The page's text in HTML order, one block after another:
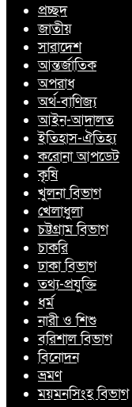
প্রচ্ছদ
জাতীয়
সারাদেশ
আন্তর্জাতিক
অপরাধ
অর্থ-বাণিজ্য
আইন-আদালত
ইতিহাস-ঐতিহ্য
করোনা আপডেট
কৃষি
খুলনা বিভাগ
খেলাধুলা
চট্টগ্রাম বিভাগ
চাকরি
ঢাকা বিভাগ
তথ্য-প্রযুক্তি
ধর্ম
নারী ও শিশু
বরিশাল বিভাগ
বিনোদন
ভ্রমণ
ময়মনসিংহ বিভাগ